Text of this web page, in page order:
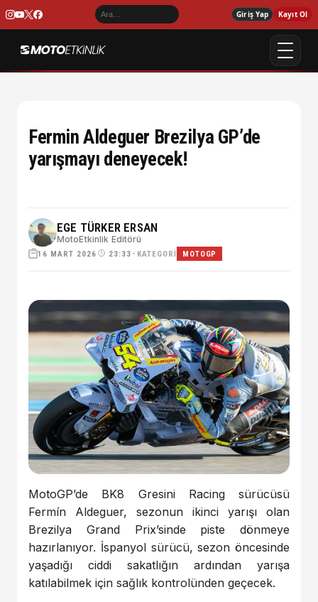
Giriş Yap Kayıt Ol
Fermin Aldeguer Brezilya GP’de
yarışmayı deneyecek!
EGE TÜRKER ERSAN
MotoEtkinlik Editörü
16 MART 2026 23:33 • KATEGORI MOTOGP
MotoGP’de BK8 Gresini Racing sürücüsü
Fermín Aldeguer, sezonun ikinci yarışı olan
Brezilya Grand Prix’sinde piste dönmeye
hazırlanıyor. İspanyol sürücü,sezon öncesinde
yaşadığı ciddi sakatlığın ardından yarışa
katılabilmek için sağlık kontrolünden geçecek.